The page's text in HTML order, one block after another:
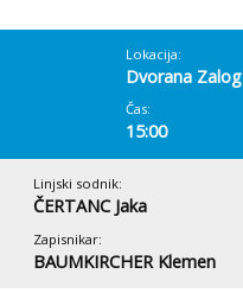
Lokacija:
Dvorana Zalog
Čas:
15:00
Linjski sodnik:
ČERTANC Jaka
Zapisnikar:
BAUMKIRCHER Klemen